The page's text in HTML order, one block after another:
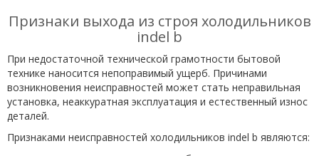
Признаки выхода из строя холодильников
indel b
При недостаточной технической грамотности бытовой
технике наносится непоправимый ущерб. Причинами
возникновения неисправностей может стать неправильная
установка, неаккуратная эксплуатация и естественный износ
деталей.
Признаками неисправностей холодильников indel b являются: